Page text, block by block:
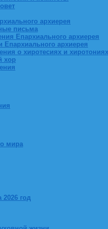
архиерея
письма
Епархиального архиерея
Епархиального архиерея
о хиротесиях и хиротониях
хор
мира
2026 год